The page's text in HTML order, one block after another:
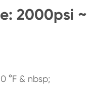
2000psi ~
°F & nbsp;